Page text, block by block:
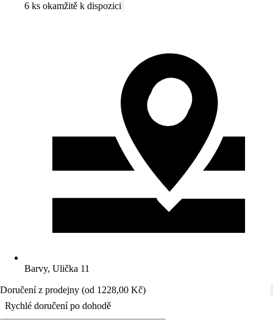
6 ks okamžitě k dispozici
Barvy, Ulička 11
Doručení z prodejny (od 1228,00 Kč)
Rychlé doručení po dohodě